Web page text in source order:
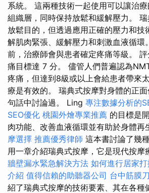
系統。 這兩種技術一起使用可以讓治
組織層，同時保持放鬆和緩解壓力。
放鬆目的，但透過應用正確的壓力和技
解肌肉緊張、緩解壓力和刺激血液循環
前，治療師會與患者確定疼痛等級。
痛目標達 7 分。 儘管人們普遍認為
疼痛，但達到8級或以上會給患者帶來
療是有效的。 瑞典式按摩對身體的正
句話中討論過。 Ling 專注數據分析的
SEO優化 桃園外燴專業推薦 的目標是
肉功能、改善血液循環並有助於身體再
摩選擇 推薦優秀律師 這本書討論了幾
用一章介紹瑞典式按摩，它是現代按摩
牆壁漏水緊急解決方法 如何進行居家
介紹 值得信賴的助聽器公司 台中筋膜
紹了瑞典式按摩的技術要素、其在各種